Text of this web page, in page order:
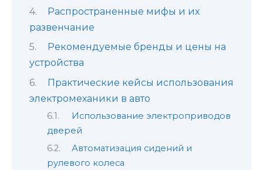
Распространенные мифы и их
развенчание
Рекомендуемые бренды и цены на
устройства
Практические кейсы использования
электромеханики в авто
Использование электроприводов
дверей
Автоматизация сидений и
рулевого колеса